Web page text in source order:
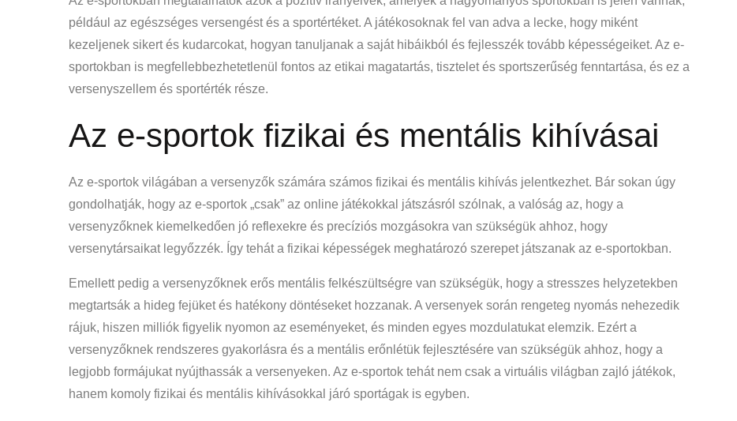
például az egészséges versengést és a sportértéket. A játékosoknak fel van adva a lecke, hogy miként
kezeljenek sikert és kudarcokat, hogyan tanuljanak a saját hibáikból és fejlesszék tovább képességeiket. Az e-
sportokban is megfellebbezhetetlenül fontos az etikai magatartás, tisztelet és sportszerűség fenntartása, és ez a
versenyszellem és sportérték része.
Az e-sportok fizikai és mentális kihívásai
Az e-sportok világában a versenyzők számára számos fizikai és mentális kihívás jelentkezhet. Bár sokan úgy
gondolhatják, hogy az e-sportok „csak” az online játékokkal játszásról szólnak, a valóság az, hogy a
versenyzőknek kiemelkedően jó reflexekre és precíziós mozgásokra van szükségük ahhoz, hogy
versenytársaikat legyőzzék. Így tehát a fizikai képességek meghatározó szerepet játszanak az e-sportokban.
Emellett pedig a versenyzőknek erős mentális felkészültségre van szükségük, hogy a stresszes helyzetekben
megtartsák a hideg fejüket és hatékony döntéseket hozzanak. A versenyek során rengeteg nyomás nehezedik
rájuk, hiszen milliók figyelik nyomon az eseményeket, és minden egyes mozdulatukat elemzik. Ezért a
versenyzőknek rendszeres gyakorlásra és a mentális erőnlétük fejlesztésére van szükségük ahhoz, hogy a
legjobb formájukat nyújthassák a versenyeken. Az e-sportok tehát nem csak a virtuális világban zajló játékok,
hanem komoly fizikai és mentális kihívásokkal járó sportágak is egyben.